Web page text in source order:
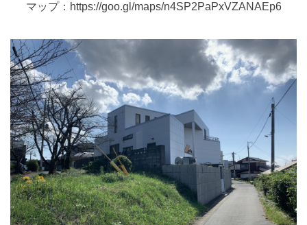
マップ：https://goo.gl/maps/n4SP2PaPxVZANAEp6